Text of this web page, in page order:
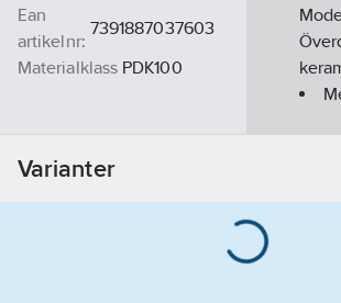
Ean
artikelnr:
7391887037603
Materialklass PDK100
Varianter